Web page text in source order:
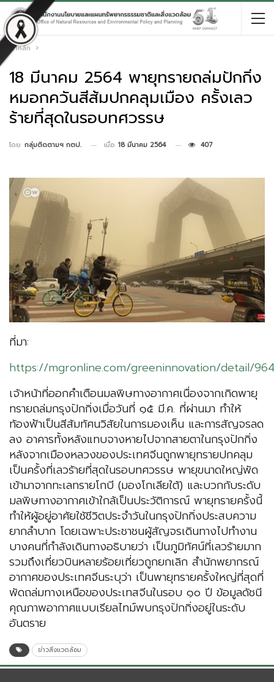
หน้าหลัก
18 มีนาคม 2564 พายุทรายถล่มปักกิ่ง
หมอกควันสีส้มปกคลุมเมือง ครั้งเลว
ร้ายที่สุดในรอบทศวรรษ
โดย กลุ่มติดตามฯ กตป. เมื่อ 18 มีนาคม 2564 407
ที่มา:
https://mgronline.com/greeninnovation/detail/
เจ้าหน้าที่ออกคำเตือนมลพิษทางอากาศเนื่องจากเกิดพายุ
ทรายถล่มกรุงปักกิ่งเมื่อวันที่ ๑๕ มี.ค. ที่ผ่านมา ทำให้
ท้องฟ้าเป็นสีส้มทัศนวิสัยในการมองเห็น และการสัญจรลด
ลง อาคารทั้งหลังแทบจางหายไปจากสายตาในกรุงปักกิ่ง
หลังจากเมืองหลวงของประเทศจีนถูกพายุทรายปกคลุม
เป็นครั้งที่เลวร้ายที่สุดในรอบทศวรรษ พายุขนาดใหญ่พัด
เข้ามาจากทะเลทรายโกบี (มองโกเลียใต้) และบวกกับระดับ
มลพิษทางอากาศเข้าใกล้เป็นประวัติการณ์ พายุทรายครั้งนี้
ทำให้ผู้อยู่อาศัยใช้ชีวิตประจำวันในกรุงปักกิ่งประสบความ
ยากลำบาก โดยเฉพาะประชาชนผู้สัญจรเดินทางไปทำงาน
บางคนที่กำลังเดินทางอธิบายว่า เป็นภูมิทัศน์ที่เลวร้ายมาก
รวมถึงเที่ยวบินหลายร้อยเที่ยวถูกยกเลิก สำนักพยากรณ์
อากาศของประเทศจีนระบุว่า เป็นพายุทรายครั้งใหญ่ที่สุดที่
พัดถล่มทางเหนือของประเทสจีนในรอบ ๑๐ ปี ข้อมูลดัชนี
คุณภาพอากาศแบบเรียลไทม์พบกรุงปักกิ่งอยู่ในระดับ
อันตราย
ข่าวสิ่งแวดล้อม